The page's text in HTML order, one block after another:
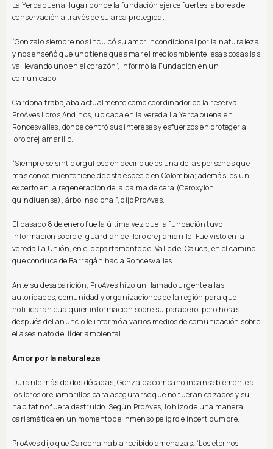
La Yerbabuena, lugar donde la fundación ejerce fuertes labores de
conservación a través de su área protegida.
“Gonzalo siempre nos inculcó su amor incondicional por la naturaleza
y nos enseñó que uno tiene que amar el medioambiente, esas cosas las
va llevando uno en el corazón”, informó la Fundación en un
comunicado.
Cardona trabajaba actualmente como coordinador de la reserva
ProAves Loros Andinos, ubicada en la vereda La Yerbabuena en
Roncesvalles, donde centró sus intereses y esfuerzos en proteger al
loro orejiamarillo.
“Siempre se sintió orgulloso en decir que es una de las personas que
más conocimiento tiene de esta especie en Colombia; además, es un
experto en la regeneración de la palma de cera (Ceroxylon
quindiuense), árbol nacional”, dijo ProAves.
El pasado 8 de enero fue la última vez que la fundación tuvo
información sobre el guardián del loro orejiamarillo. Fue visto en la
vereda La Unión, en el departamento del Valle del Cauca, en el camino
que conduce de Barragán hacia Roncesvalles.
Ante su desaparición, ProAves hizo un llamado urgente a las
autoridades, comunidad y organizaciones de la región para que
notificaran cualquier información sobre su paradero, pero horas
después del anunció le informó a varios medios de comunicación sobre
el asesinato del líder ambiental.
Amor por la naturaleza
Durante más de dos décadas, Gonzalo acompañó incansablemente a
los loros orejiamarillos para asegurarse que no fueran cazados y su
hábitat no fuera destruido. Según ProAves, lo hizo de una manera
carismática en un momento de inmenso peligro e incertidumbre.
ProAves dijo que Cardona había recibido amenazas. “Los eternos